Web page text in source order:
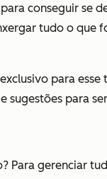
conseguir se
tudo o que
para
para
Para gerenciar